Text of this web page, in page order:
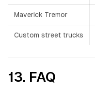
Maverick Tremor
Custom street trucks
13. FAQ